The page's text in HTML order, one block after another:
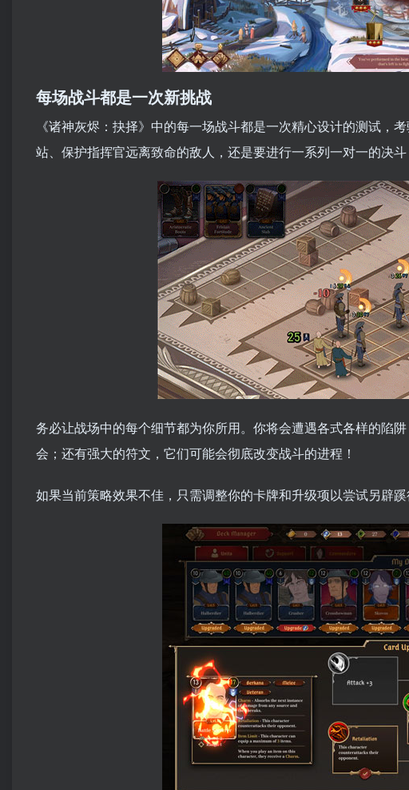
每场战斗都是一次新挑战
《诸神灰烬：抉择》中的每一场战斗都是一次精心设计的测试，
站、保护指挥官远离致命的敌人，还是要进行一系列一对一的决
务必让战场中的每个细节都为你所用。你将会遭遇各式各样的陷
会；还有强大的符文，它们可能会彻底改变战斗的进程！
如果当前策略效果不佳，只需调整你的卡牌和升级项以尝试另辟